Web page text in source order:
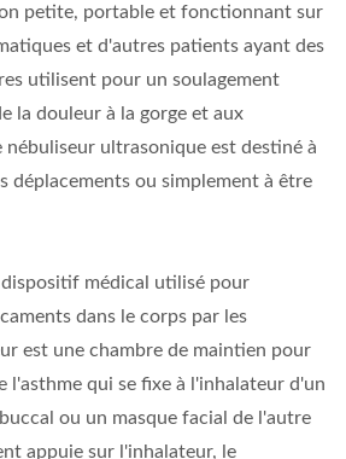
petite, portable et fonctionnant sur
et d'autres patients ayant des
utilisent pour un soulagement
la douleur à la gorge et aux
nébuliseur ultrasonique est destiné à
déplacements ou simplement à être
médical utilisé pour
dans le corps par les
est une chambre de maintien pour
l'asthme qui se fixe à l'inhalateur d'un
ou un masque facial de l'autre
appuie sur l'inhalateur, le